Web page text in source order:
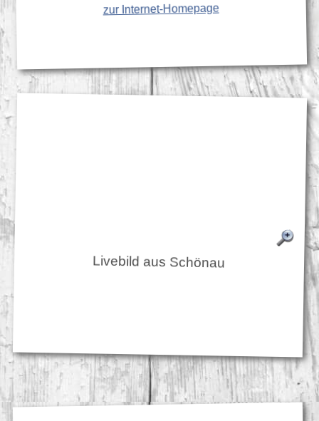
zur Internet-Homepage
Livebild aus Schönau